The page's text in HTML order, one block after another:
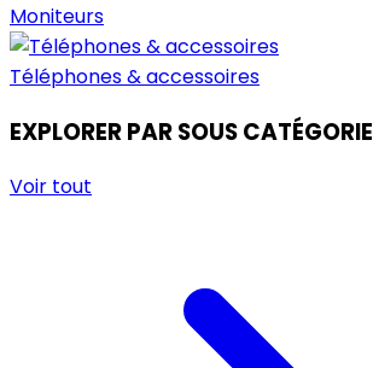
Moniteurs
Téléphones & accessoires
EXPLORER PAR SOUS CATÉGORIE
Voir tout